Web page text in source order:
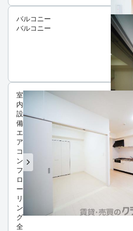
バルコニー
バルコニー
室
内
設
備
エ
ア
コ
ン
フ
ロ
ー
リ
ン
グ
全